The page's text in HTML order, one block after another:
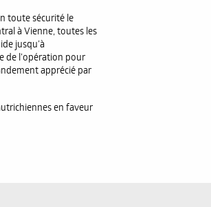
toute sécurité le
à Vienne, toutes les
jusqu’à
de l’opération pour
apprécié par
en faveur